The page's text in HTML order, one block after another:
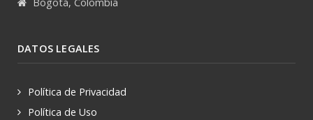
DATOS LEGALES
Política de Privacidad
Política de Uso